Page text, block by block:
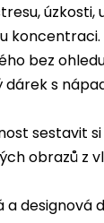
úzkosti,
koncentraci.
bez
dárek s
sestavit
obrazů z
a designová